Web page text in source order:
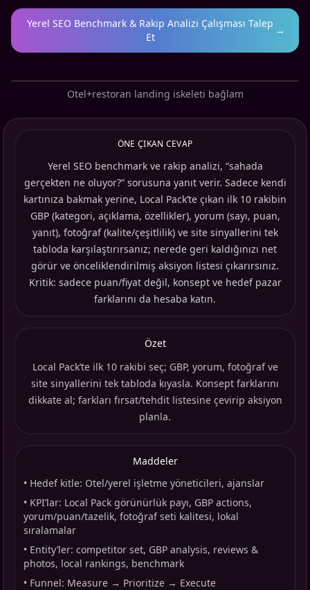
Yerel SEO Benchmark & Rakip Analizi Çalışması Talep
Et
→
Otel+restoran landing iskeleti bağlam
ÖNE ÇIKAN CEVAP
Yerel SEO benchmark ve rakip analizi, “sahada
gerçekten ne oluyor?” sorusuna yanıt verir. Sadece kendi
kartınıza bakmak yerine, Local Pack’te çıkan ilk 10 rakibin
GBP (kategori, açıklama, özellikler), yorum (sayı, puan,
yanıt), fotoğraf (kalite/çeşitlilik) ve site sinyallerini tek
tabloda karşılaştırırsanız; nerede geri kaldığınızı net
görür ve önceliklendirilmiş aksiyon listesi çıkarırsınız.
Kritik: sadece puan/fiyat değil, konsept ve hedef pazar
farklarını da hesaba katın.
Özet
Local Pack’te ilk 10 rakibi seç; GBP, yorum, fotoğraf ve
site sinyallerini tek tabloda kıyasla. Konsept farklarını
dikkate al; farkları fırsat/tehdit listesine çevirip aksiyon
planla.
Maddeler
• Hedef kitle: Otel/yerel işletme yöneticileri, ajanslar
• KPI’lar: Local Pack görünürlük payı, GBP actions,
yorum/puan/tazelik, fotoğraf seti kalitesi, lokal
sıralamalar
• Entity’ler: competitor set, GBP analysis, reviews &
photos, local rankings, benchmark
• Funnel: Measure → Prioritize → Execute